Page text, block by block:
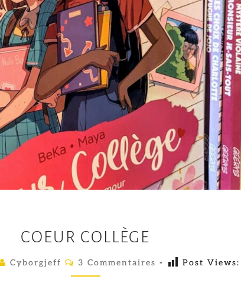
O
E
U
COEUR COLLÈGE
Cyborgjeff
C
M
3 Commentaires - Post Views: